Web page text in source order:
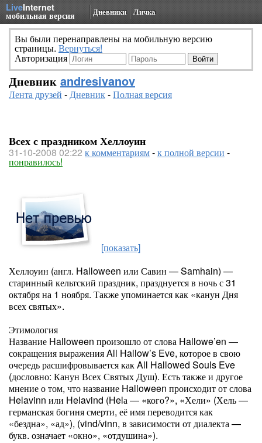
LiveInternet
мобильная версия Дневники Личка
Вы были перенаправлены на мобильную версию
страницы. Вернуться!
Авторизация
Дневник andresivanov
Лента друзей -Дневник-Полная версия
Всех с праздником Хеллоуин
31-10-2008 02:22 к комментариям-к полной версии -
понравилось!
[показать]
Хеллоуин (англ. Halloween или Савин — Samhain) —
старинный кельтский праздник, празднуется в ночь с 31
октября на 1 ноября. Также упоминается как «канун Дня
всех святых».
Этимология
Название Halloween произошло от слова Hallowe’en —
сокращения выражения All Hallow’s Eve, которое в свою
очередь расшифровывается как All Hallowed Souls Eve
(дословно: Канун Всех Святых Душ). Есть также и другое
мнение о том, что название Halloween происходит от слова
Helavinn или Helavind (Helа — «кого?», «Хели» (Хель —
германская богиня смерти, её имя переводится как
«бездна», «ад»), (vind/vinn, в зависимости от диалекта —
букв. означает «окно», «отдушина»).